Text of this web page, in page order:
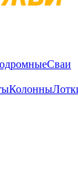
Сваи
Колонны